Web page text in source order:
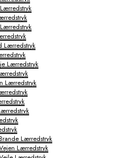
Lærredstryk
Lærredstryk
Lærredstryk
Lærredstryk
Lærredstryk